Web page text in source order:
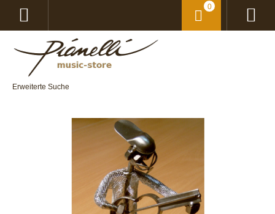
Erweiterte Suche
0